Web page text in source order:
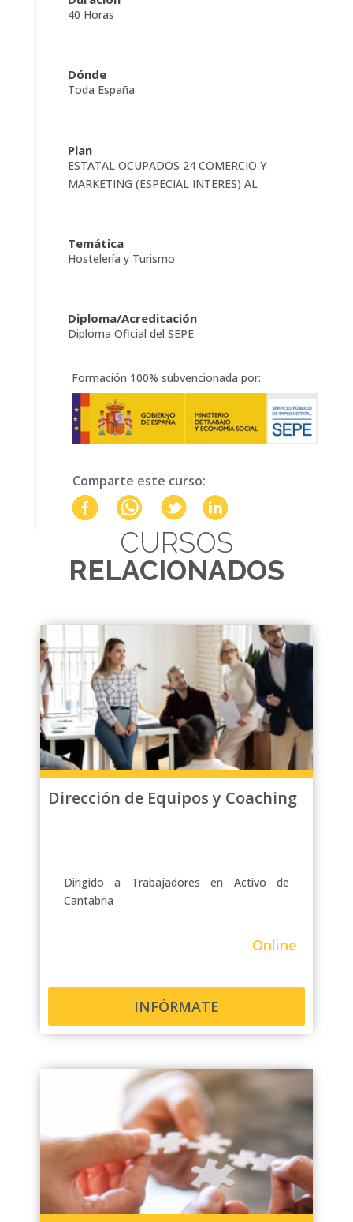
40 Horas
Dónde
Toda España
Plan
ESTATAL OCUPADOS 24 COMERCIO Y
MARKETING (ESPECIAL INTERES) AL
Temática
Hostelería y Turismo
Diploma/Acreditación
Diploma Oficial del SEPE
Formación 100% subvencionada por:
Comparte este curso:
CURSOS
RELACIONADOS
Dirección de Equipos y Coaching
Dirigido a Trabajadores en Activo de
Cantabria
Online
INFÓRMATE